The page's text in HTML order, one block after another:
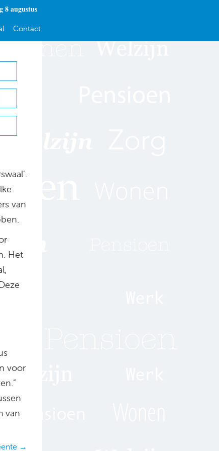
8 augustus
Contact
van
Het
voor
van
→